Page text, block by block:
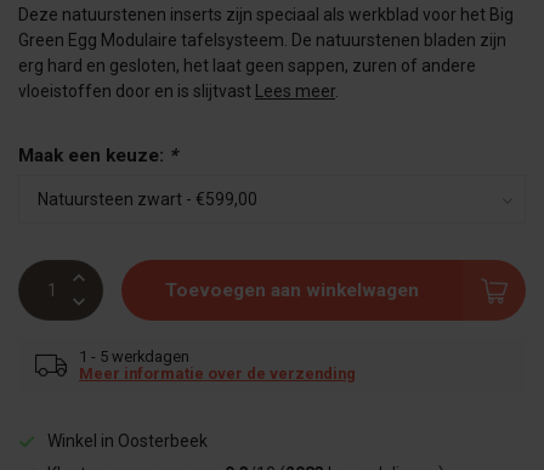
Deze natuurstenen inserts zijn speciaal als werkblad voor het Big
Green Egg Modulaire tafelsysteem. De natuurstenen bladen zijn
erg hard en gesloten, het laat geen sappen, zuren of andere
vloeistoffen door en is slijtvast
Lees meer
Maak een keuze: *
Toevoegen aan winkelwagen
1 - 5 werkdagen
Meer informatie over de verzending
Winkel in Oosterbeek